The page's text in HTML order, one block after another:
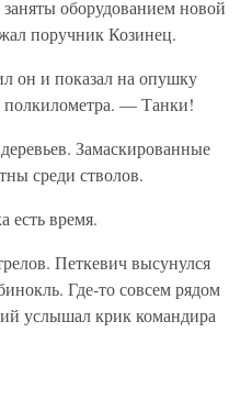
оборудованием новой
поручник Козинец.
он и показал на опушку
полкилометра. — Танки!
Замаскированные
среди стволов.
время.
Петкевич высунулся
Где-то совсем рядом
услышал крик командира